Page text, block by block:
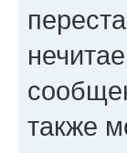
также